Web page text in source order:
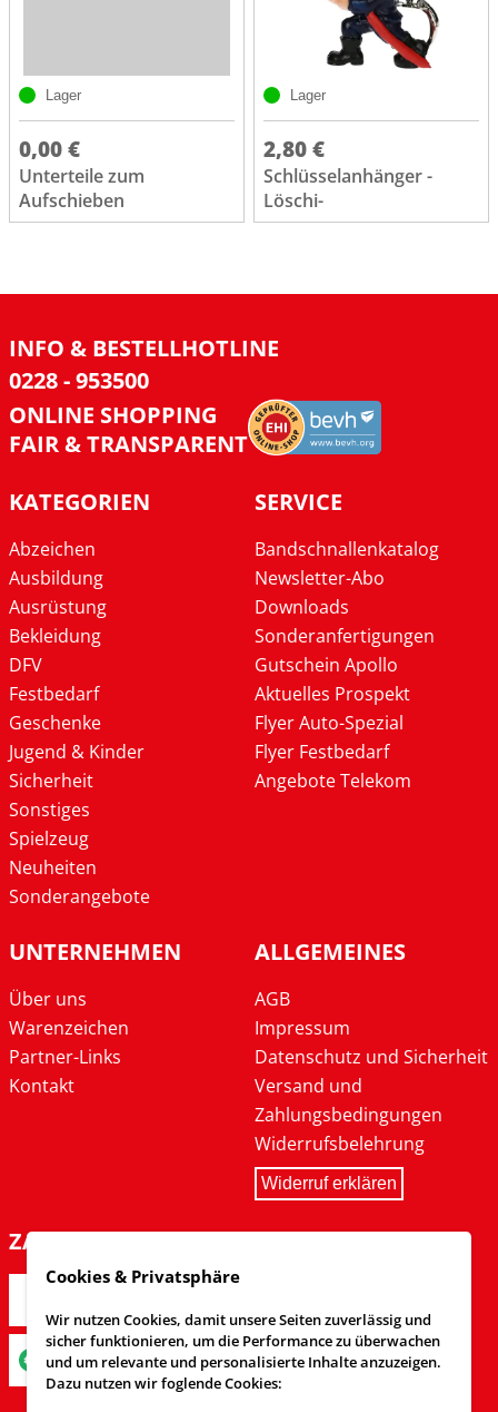
Lager
0,00 €
Unterteile zum
Aufschieben
Lager
2,80 €
Schlüsselanhänger -
Löschi-
INFO & BESTELLHOTLINE
0228 - 953500
ONLINE SHOPPING
FAIR & TRANSPARENT
KATEGORIEN
Abzeichen
Ausbildung
Ausrüstung
Bekleidung
DFV
Festbedarf
Geschenke
Jugend & Kinder
Sicherheit
Sonstiges
Spielzeug
Neuheiten
Sonderangebote
SERVICE
Bandschnallenkatalog
Newsletter-Abo
Downloads
Sonderanfertigungen
Gutschein Apollo
Aktuelles Prospekt
Flyer Auto-Spezial
Flyer Festbedarf
Angebote Telekom
UNTERNEHMEN
Über uns
Warenzeichen
Partner-Links
Kontakt
ALLGEMEINES
AGB
Impressum
Datenschutz und Sicherheit
Versand und
Zahlungsbedingungen
Widerrufsbelehrung
Widerruf erklären
ZAHLARTEN
Cookies & Privatsphäre
Wir nutzen Cookies, damit unsere Seiten zuverlässig und
sicher funktionieren, um die Performance zu überwachen
und um relevante und personalisierte Inhalte anzuzeigen.
Dazu nutzen wir foglende Cookies: